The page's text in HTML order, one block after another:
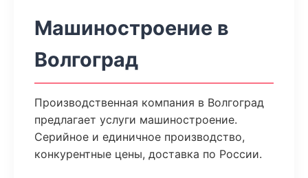
Машиностроение в
Волгоград
Производственная компания в Волгоград
предлагает услуги машиностроение.
Серийное и единичное производство,
конкурентные цены, доставка по России.